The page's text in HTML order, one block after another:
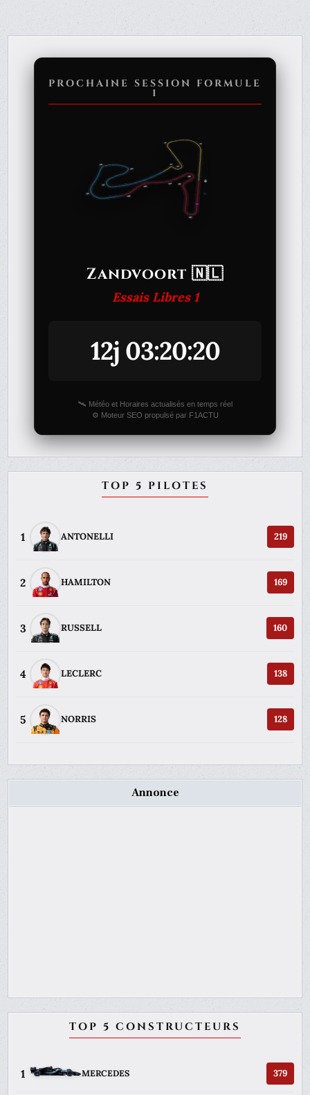
PROCHAINE SESSION FORMULE
1
Zandvoort 🇳🇱
Essais Libres 1
12j 03:20:20
🛰️ Météo et Horaires actualisés en temps réel
⚙️ Moteur SEO propulsé par F1ACTU
TOP 5 PILOTES
1 ANTONELLI 219
2 HAMILTON 169
3 RUSSELL 160
4 LECLERC 138
5 NORRIS 128
Annonce
TOP 5 CONSTRUCTEURS
1 MERCEDES 379